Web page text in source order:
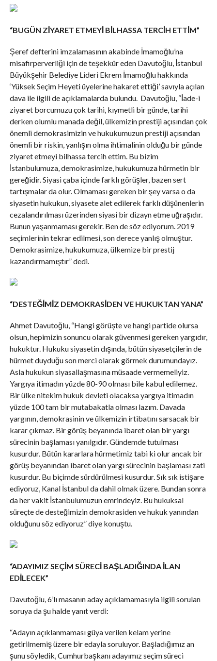
“BUGÜN ZİYARET ETMEYİ BİLHASSA TERCİH ETTİM”
Şeref defterini imzalamasının akabinde İmamoğlu’na
misafirperverliği için de teşekkür eden Davutoğlu, İstanbul
Büyükşehir Belediye Lideri Ekrem İmamoğlu hakkında
‘Yüksek Seçim Heyeti üyelerine hakaret ettiği’ savıyla açılan
dava ile ilgili de açıklamalarda bulundu. Davutoğlu, “İade-i
ziyaret borcumuzu çok tarihi, kıymetli bir günde, tarihi
derken olumlu manada değil, ülkemizin prestiji açısından çok
önemli demokrasimizin ve hukukumuzun prestiji açısından
önemli bir riskin, yanlışın olma ihtimalinin olduğu bir günde
ziyaret etmeyi bilhassa tercih ettim. Bu bizim
İstanbulumuza, demokrasimize, hukukumuza hürmetin bir
gereğidir. Siyasi çaba içinde farklı görüşler, bazen sert
tartışmalar da olur. Olmaması gereken bir şey varsa o da
siyasetin hukukun, siyasete alet edilerek farklı düşünenlerin
cezalandırılması üzerinden siyasi bir dizayn etme uğraşıdır.
Bunun yaşanmaması gerekir. Ben de söz ediyorum. 2019
seçimlerinin tekrar edilmesi, son derece yanlış olmuştur.
Demokrasimize, hukukumuza, ülkemize bir prestij
kazandırmamıştır” dedi.
“DESTEĞİMİZ DEMOKRASİDEN VE HUKUKTAN YANA”
Ahmet Davutoğlu, “Hangi görüşte ve hangi partide olursa
olsun, hepimizin sonuncu olarak güvenmesi gereken yargıdır,
hukuktur. Hukuku siyasetin dışında, bütün siyasetçilerin de
hürmet duyduğu son merci olarak görmek durumundayız.
Asla hukukun siyasallaşmasına müsaade vermemeliyiz.
Yargıya itimadın yüzde 80-90 olması bile kabul edilemez.
Bir ülke nitekim hukuk devleti olacaksa yargıya itimadın
yüzde 100 tam bir mutabakatla olması lazım. Davada
yargının, demokrasinin ve ülkemizin irtibatını sarsacak bir
karar çıkmaz. Bir görüş beyanında ibaret olan bir yargı
sürecinin başlaması yanılgıdır. Gündemde tutulması
kusurdur. Bütün kararlara hürmetimiz tabi ki olur ancak bir
görüş beyanından ibaret olan yargı sürecinin başlaması zati
kusurdur. Bu biçimde sürdürülmesi kusurdur. Sık sık istişare
ediyoruz, Kanal İstanbul da dahil olmak üzere. Bundan sonra
da her vakit İstanbulumuzun emrindeyiz. Bu hukuksal
süreçte de desteğimizin demokrasiden ve hukuk yanından
olduğunu söz ediyoruz” diye konuştu.
“ADAYIMIZ SEÇİM SÜRECİ BAŞLADIĞINDA İLAN
EDİLECEK”
Davutoğlu, 6’lı masanın aday açıklamamasıyla ilgili sorulan
soruya da şu halde yanıt verdi:
“Adayın açıklanmaması güya verilen kelam yerine
getirilmemiş üzere bir edayla soruluyor. Başladığımız an
şunu söyledik, Cumhurbaşkanı adayımız seçim süreci